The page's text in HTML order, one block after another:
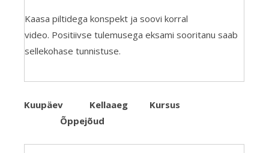
Kaasa piltidega konspekt ja soovi korral
video. Positiivse tulemusega eksami sooritanu saab
sellekohase tunnistuse.
Kuupäev Kellaaeg Kursus
Õppejõud